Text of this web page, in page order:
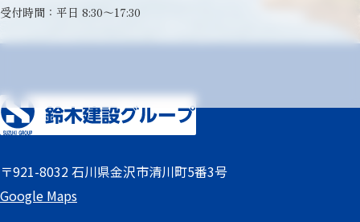
受付時間：平日 8:30～17:30
〒921-8032 石川県金沢市清川町5番3号
Google Maps